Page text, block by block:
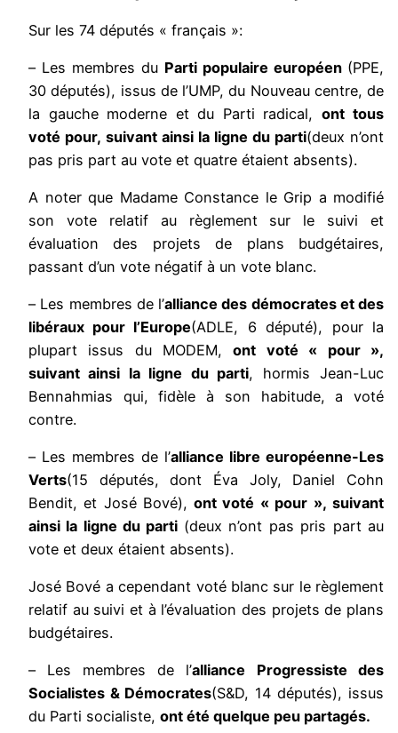
Sur les 74 députés « français »:
– Les membres du Parti populaire européen (PPE,
30 députés), issus de l’UMP, du Nouveau centre, de
la gauche moderne et du Parti radical, ont tous
voté pour, suivant ainsi la ligne du parti(deux n’ont
pas pris part au vote et quatre étaient absents).
A noter que Madame Constance le Grip a modifié
son vote relatif au règlement sur le suivi et
évaluation des projets de plans budgétaires,
passant d’un vote négatif à un vote blanc.
– Les membres de l’alliance des démocrates et des
libéraux pour l’Europe(ADLE, 6 député), pour la
plupart issus du MODEM,
ont voté « pour »,
suivant ainsi la ligne du parti, hormis Jean-Luc
Bennahmias qui, fidèle à son habitude, a voté
contre.
– Les membres de l’alliance libre européenne-Les
Verts(15 députés, dont Éva Joly, Daniel Cohn
Bendit, et José Bové), ont voté « pour », suivant
ainsi la ligne du parti (deux n’ont pas pris part au
vote et deux étaient absents).
José Bové a cependant voté blanc sur le règlement
relatif au suivi et à l’évaluation des projets de plans
budgétaires.
– Les membres de l’alliance Progressiste des
Socialistes & Démocrates(S&D, 14 députés), issus
du Parti socialiste, ont été quelque peu partagés.